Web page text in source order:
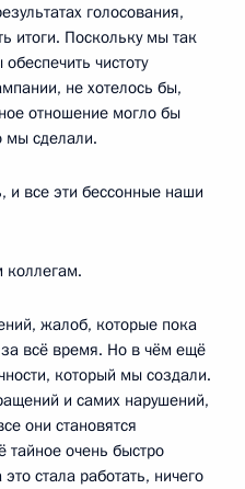
голосования,
итоги. Поскольку мы так
чистоту
не хотелось бы,
отношение могло бы
мы сделали.
и все эти бессонные наши
коллегам.
жалоб, которые пока
всё время. Но в чём ещё
который мы создали.
и самих нарушений,
они становятся
тайное очень быстро
стала работать, ничего